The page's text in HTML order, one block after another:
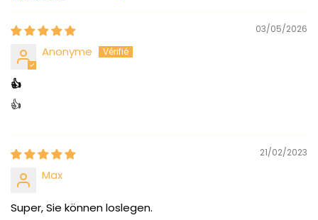
03/05/2026
Anonyme
👍
👍
21/02/2023
Max
Super, Sie können loslegen.